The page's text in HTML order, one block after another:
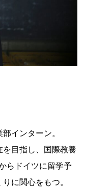
インターン。
目指し、国際教養
らドイツに留学予
に関心をもつ。